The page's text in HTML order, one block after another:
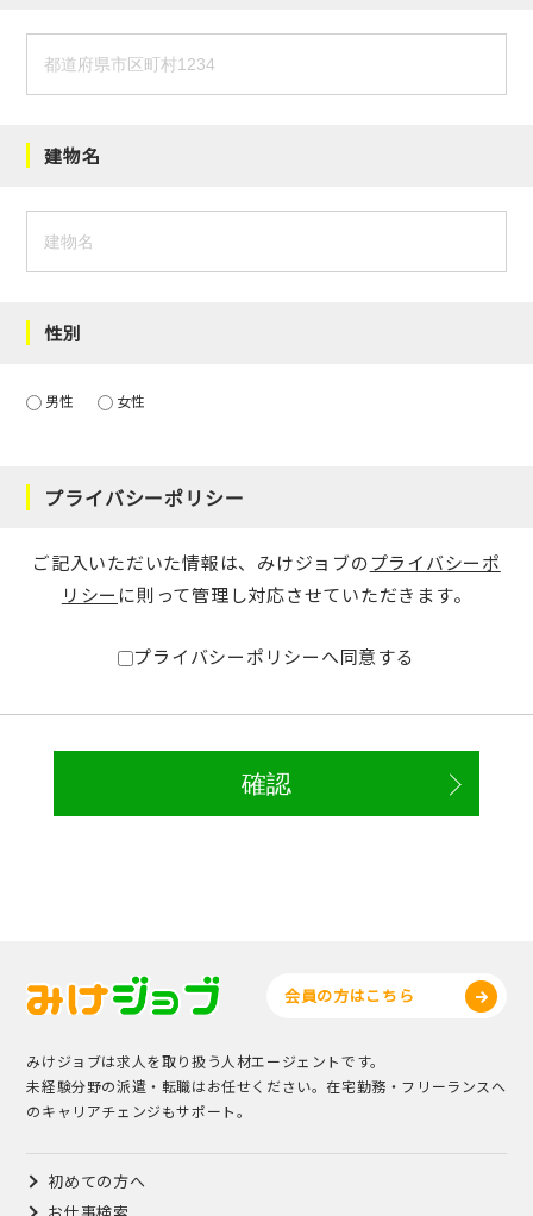
建物名
性別
男性 女性
プライバシーポリシー
ご記入いただいた情報は、みけジョブのプライバシーポ
リシー に則って管理し対応させていただきます。
プライバシーポリシーへ同意する
会員の方はこちら
みけジョブは求人を取り扱う人材エージェントです。
未経験分野の派遣・転職はお任せください。在宅勤務・フリーランスへ
のキャリアチェンジもサポート。
初めての方へ
お仕事検索